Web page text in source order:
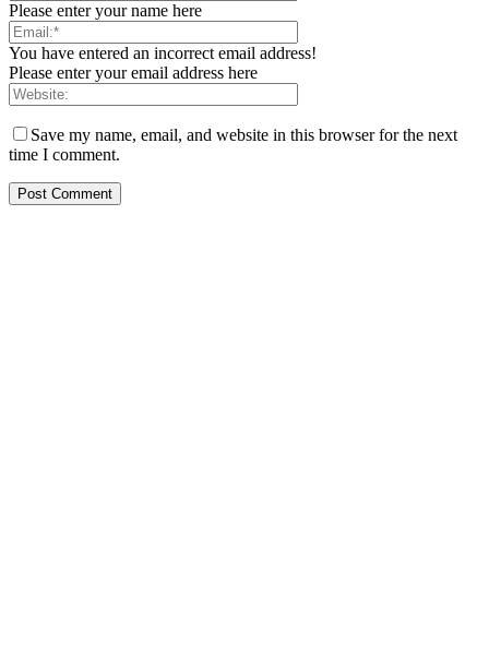
Please enter your name here
You have entered an incorrect email address!
Please enter your email address here
Save my name, email, and website in this browser for the next
time I comment.